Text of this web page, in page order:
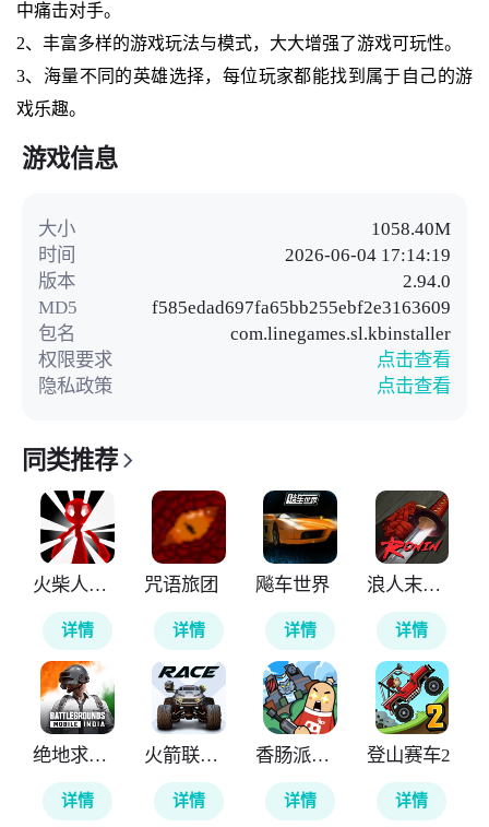
中痛击对手。
2、丰富多样的游戏玩法与模式，大大增强了游戏可玩性。
3、海量不同的英雄选择，每位玩家都能找到属于自己的游
戏乐趣。
游戏信息
大小
1058.40M
时间
2026-06-04 17:14:19
版本
2.94.0
MD5
f585edad697fa65bb255ebf2e3163609
包名
com.linegames.sl.kbinstaller
权限要求
点击查看
隐私政策
点击查看
同类推荐
火柴人计划重生
详情
咒语旅团
详情
飚车世界
详情
浪人末代武士
详情
绝地求生印度版
详情
火箭联盟极限汽车赛
详情
香肠派对国际服
详情
登山赛车2
详情